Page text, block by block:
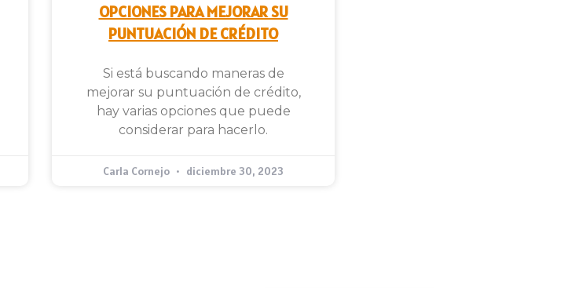
OPCIONES PARA MEJORAR SU
PUNTUACIÓN DE CRÉDITO
Si está buscando maneras de
mejorar su puntuación de crédito,
hay varias opciones que puede
considerar para hacerlo.
Carla Cornejo diciembre 30, 2023